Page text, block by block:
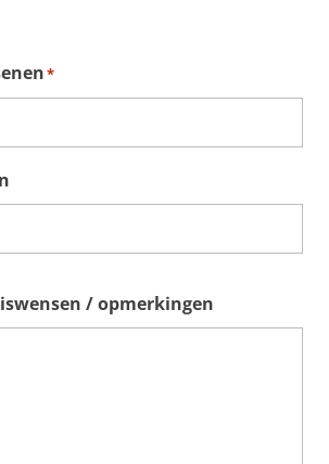
*
/ opmerkingen